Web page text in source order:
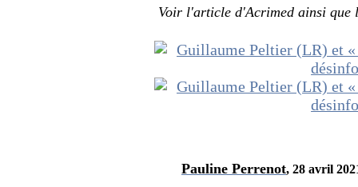
Voir l'article d'Acrimed ainsi que
Pauline Perrenot,28 avril